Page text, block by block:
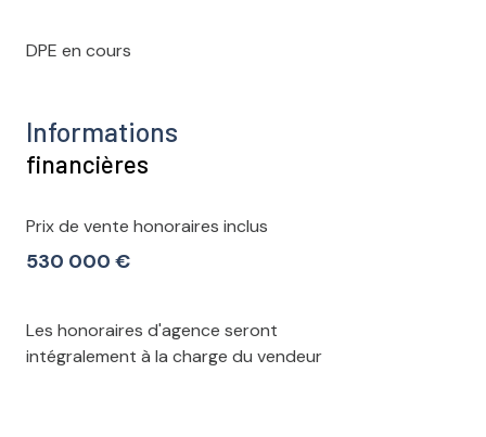
DPE en cours
Informations
financières
Prix de vente honoraires inclus
530 000 €
Les honoraires d'agence seront
intégralement à la charge du vendeur